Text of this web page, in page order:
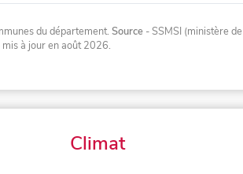
du département. Source - SSMSI (ministère
à jour en août 2026.
Climat